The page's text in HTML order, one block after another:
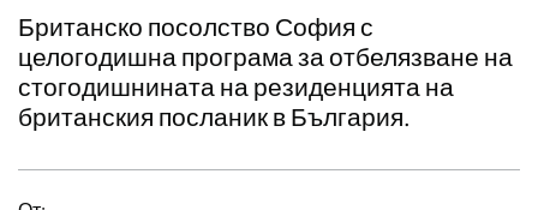
Британско посолство София с
целогодишна програма за отбелязване на
стогодишнината на резиденцията на
британския посланик в България.